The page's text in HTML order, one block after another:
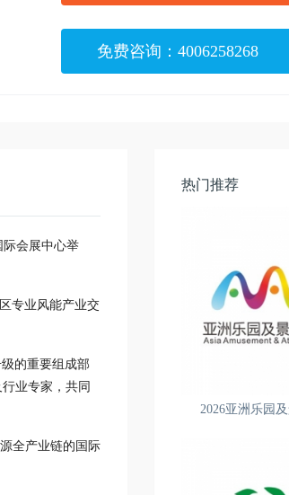
免费咨询：4006258268
际会展中心举
专业风能产业交
的重要组成部
业专家，共同
全产业链的国际
热门推荐
2026亚洲乐园